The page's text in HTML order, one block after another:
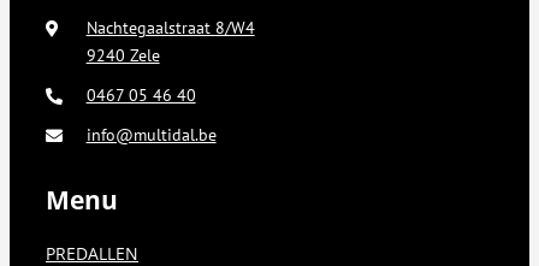
Nachtegaalstraat 8/W4
9240 Zele
0467 05 46 40
info@multidal.be
Menu
PREDALLEN